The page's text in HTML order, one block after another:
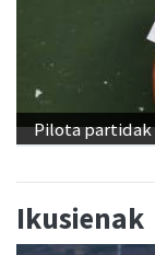
Pilota partidak
Ikusienak